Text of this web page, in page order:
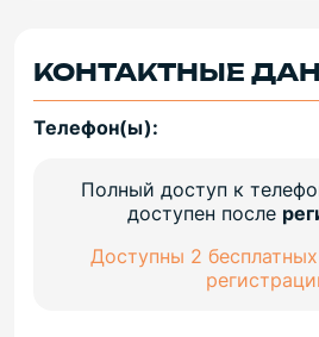
КОНТАКТНЫЕ
Телефон(ы):
Полный доступ к
доступен после
Доступны 2